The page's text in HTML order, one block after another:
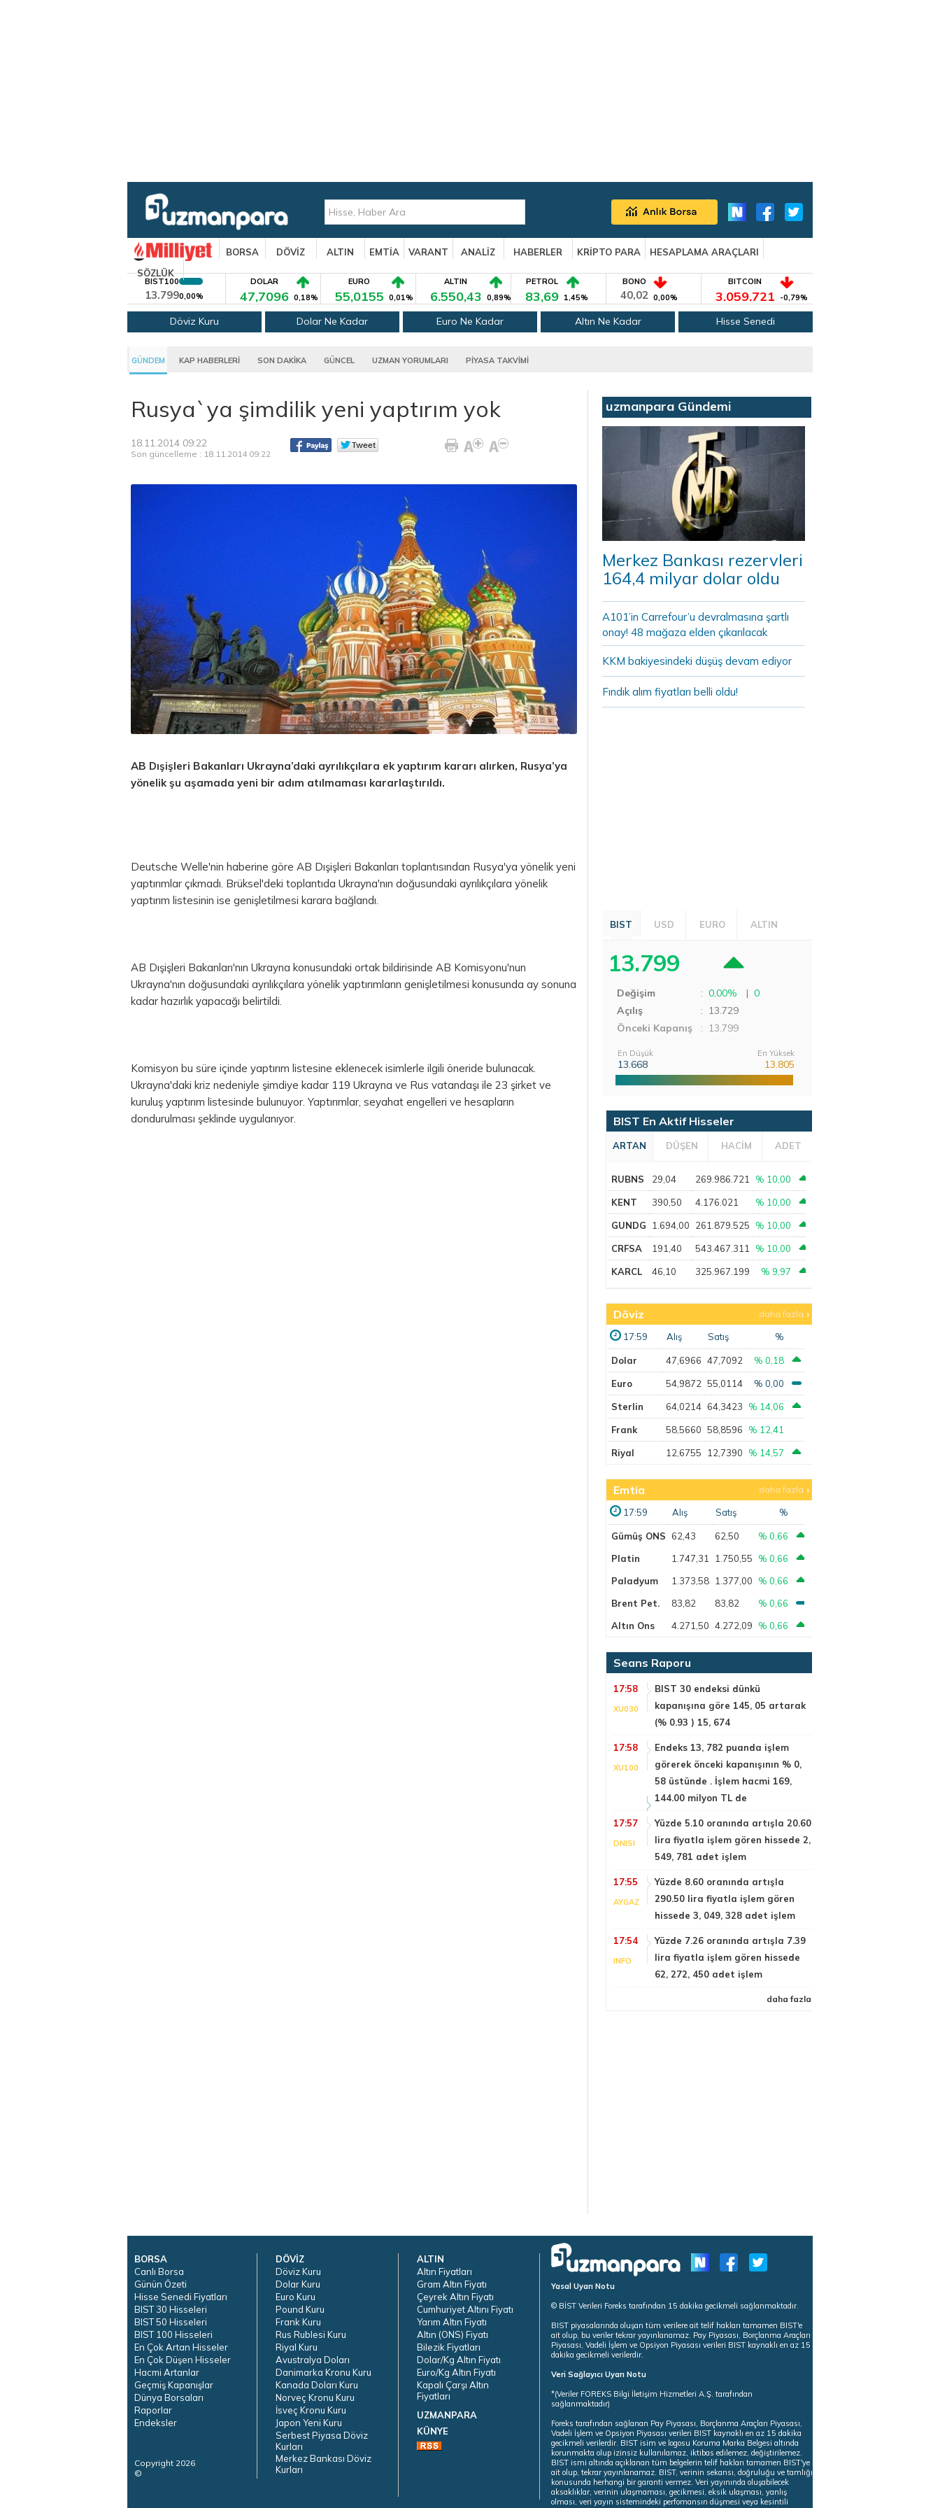
BORSA DÖVİZ ALTIN EMTİA VARANT ANALİZ HABERLER KRİPTO PARA
HESAPLAMA ARAÇLARI
SÖZLÜK
BIST100
13.7990,00%
DOLAR
47,7096 0,18%
EURO
55,0155 0,01%
ALTIN
6.550,43 0,89%
PETROL
83,69 1,45%
BONO
40,02 0,00%
BITCOIN
3.059.721 -0,79%
Döviz Kuru Dolar Ne Kadar Euro Ne Kadar Altın Ne Kadar Hisse Senedi
GÜNDEM KAP HABERLERİ SON DAKİKA GÜNCEL UZMAN YORUMLARI PİYASA TAKVİMİ
Rusya`ya şimdilik yeni yaptırım yok
18.11.2014 09:22
Son güncelleme : 18.11.2014 09:22
AB Dışişleri Bakanları Ukrayna’daki ayrılıkçılara ek yaptırım kararı alırken, Rusya’ya
yönelik şu aşamada yeni bir adım atılmaması kararlaştırıldı.
Deutsche Welle'nin haberine göre AB Dışişleri Bakanları toplantısından Rusya'ya yönelik yeni
yaptırımlar çıkmadı. Brüksel'deki toplantıda Ukrayna'nın doğusundaki ayrılıkçılara yönelik
yaptırım listesinin ise genişletilmesi karara bağlandı.
AB Dışişleri Bakanları'nın Ukrayna konusundaki ortak bildirisinde AB Komisyonu'nun
Ukrayna'nın doğusundaki ayrılıkçılara yönelik yaptırımların genişletilmesi konusunda ay sonuna
kadar hazırlık yapacağı belirtildi.
Komisyon bu süre içinde yaptırım listesine eklenecek isimlerle ilgili öneride bulunacak.
Ukrayna'daki kriz nedeniyle şimdiye kadar 119 Ukrayna ve Rus vatandaşı ile 23 şirket ve
kuruluş yaptırım listesinde bulunuyor. Yaptırımlar, seyahat engelleri ve hesapların
dondurulması şeklinde uygulanıyor.
uzmanpara Gündemi
Merkez Bankası rezervleri
164,4 milyar dolar oldu
A101’in Carrefour’u devralmasına şartlı
onay! 48 mağaza elden çıkarılacak
KKM bakiyesindeki düşüş devam ediyor
Fındık alım fiyatları belli oldu!
BIST USD EURO ALTIN
13.799
Değişim : 0,00% | 0
Açılış
: 13.729
Önceki Kapanış
: 13.799
En Düşük
13.668
En Yüksek
13.805
BIST En Aktif Hisseler
ARTAN DÜŞEN HACİM ADET
RUBNS 29,04 269.986.721 % 10,00
KENT 390,50 4.176.021 % 10,00
GUNDG 1.694,00 261.879.525 % 10,00
CRFSA 191,40 543.467.311 % 10,00
KARCL 46,10 325.967.199 % 9,97
Döviz daha fazla
17:59 Alış Satış %
Dolar 47,6966 47,7092 % 0,18
Euro 54,9872 55,0114 % 0,00
Sterlin 64,0214 64,3423 % 14,06
Frank 58,5660 58,8596 % 12,41
Riyal 12,6755 12,7390 % 14,57
Emtia daha fazla
17:59 Alış Satış %
Gümüş ONS 62,43 62,50
% 0,66
Platin
1.747,31 1.750,55
% 0,66
Paladyum
1.373,58 1.377,00
% 0,66
Brent Pet.
83,82 83,82
% 0,66
Altın Ons
4.271,50 4.272,09 % 0,66
Seans Raporu
17:58
XU030
BIST 30 endeksi dünkü
kapanışına göre 145, 05 artarak
(% 0.93 ) 15, 674
17:58
XU100
Endeks 13, 782 puanda işlem
görerek önceki kapanışının % 0,
58 üstünde . İşlem hacmi 169,
144.00 milyon TL de
17:57
DNISI
Yüzde 5.10 oranında artışla 20.60
lira fiyatla işlem gören hissede 2,
549, 781 adet işlem
17:55
AYGAZ
Yüzde 8.60 oranında artışla
290.50 lira fiyatla işlem gören
hissede 3, 049, 328 adet işlem
17:54
INFO
Yüzde 7.26 oranında artışla 7.39
lira fiyatla işlem gören hissede
62, 272, 450 adet işlem
daha fazla
BORSA
Canlı Borsa
Günün Özeti
Hisse Senedi Fiyatları
BIST 30 Hisseleri
BIST 50 Hisseleri
BIST 100 Hisseleri
En Çok Artan Hisseler
En Çok Düşen Hisseler
Hacmi Artanlar
Geçmiş Kapanışlar
Dünya Borsaları
Raporlar
Endeksler
Copyright 2026
©
DÖVİZ
Döviz Kuru
Dolar Kuru
Euro Kuru
Pound Kuru
Frank Kuru
Rus Rublesi Kuru
Riyal Kuru
Avustralya Doları
Danimarka Kronu Kuru
Kanada Doları Kuru
Norveç Kronu Kuru
İsveç Kronu Kuru
Japon Yeni Kuru
Serbest Piyasa Döviz
Kurları
Merkez Bankası Döviz
Kurları
ALTIN
Altın Fiyatları
Gram Altın Fiyatı
Çeyrek Altın Fiyatı
Cumhuriyet Altını Fiyatı
Yarım Altın Fiyatı
Altın (ONS) Fiyatı
Bilezik Fiyatları
Dolar/Kg Altın Fiyatı
Euro/Kg Altın Fiyatı
Kapalı Çarşı Altın
Fiyatları
UZMANPARA
KÜNYE
Yasal Uyarı Notu
© BİST Verileri Foreks tarafından 15 dakika gecikmeli sağlanmaktadır.
BIST piyasalarında oluşan tüm verilere ait telif hakları tamamen BIST'e
ait olup, bu veriler tekrar yayınlanamaz. Pay Piyasası, Borçlanma Araçları
Piyasası, Vadeli İşlem ve Opsiyon Piyasası verileri BIST kaynaklı en az 15
dakika gecikmeli verilerdir.
Veri Sağlayıcı Uyarı Notu
*(Veriler FOREKS Bilgi İletişim Hizmetleri A.Ş. tarafından
sağlanmaktadır)
Foreks tarafından sağlanan Pay Piyasası, Borçlanma Araçları Piyasası,
Vadeli İşlem ve Opsiyon Piyasası verileri BIST kaynaklı en az 15 dakika
gecikmeli verilerdir. BIST isim ve logosu Koruma Marka Belgesi altında
korunmakta olup izinsiz kullanılamaz, iktibas edilemez, değiştirilemez.
BIST ismi altında açıklanan tüm belgelerin telif hakları tamamen BIST'ye
ait olup, tekrar yayınlanamaz. BIST, verinin sekansı, doğruluğu ve tamlığı
konusunda herhangi bir garanti vermez. Veri yayınında oluşabilecek
aksaklıklar, verinin ulaşmaması, gecikmesi, eksik ulaşması, yanlış
olması, veri yayın sistemindeki perfomansın düşmesi veya kesintili